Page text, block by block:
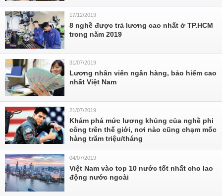
17/12/2019
8 nghề được trả lương cao nhất ở TP.HCM
trong năm 2019
31/07/2019
Lương nhân viên ngân hàng, bảo hiểm cao
nhất Việt Nam
21/07/2019
Khám phá mức lương khủng của nghề phi
công trên thế giới, nơi nào cũng chạm mốc
hàng trăm triệu/tháng
04/07/2019
Việt Nam vào top 10 nước tốt nhất cho lao
động nước ngoài